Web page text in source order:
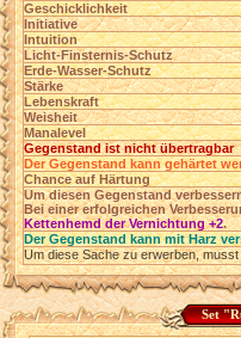
Geschicklichkeit
Initiative
Intuition
Licht-Finsternis-Schutz
Erde-Wasser-Schutz
Stärke
Lebenskraft
Weisheit
Manalevel
Gegenstand ist nicht übertragbar
Der Gegenstand kann gehärtet
Chance auf Härtung
Um diesen Gegenstand
Bei einer erfolgreichen
Kettenhemd der Vernichtung +2.
Der Gegenstand kann mit Harz
Um diese Sache zu erwerben,
Set